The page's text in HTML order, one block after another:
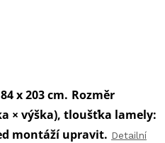
x 203 cm. Rozměr
× výška), tloušťka lamely:
montáží upravit. Detailní